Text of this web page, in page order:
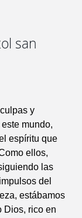
san
y
mundo,
espíritu que
ellos,
las
del
estábamos
Dios, rico en